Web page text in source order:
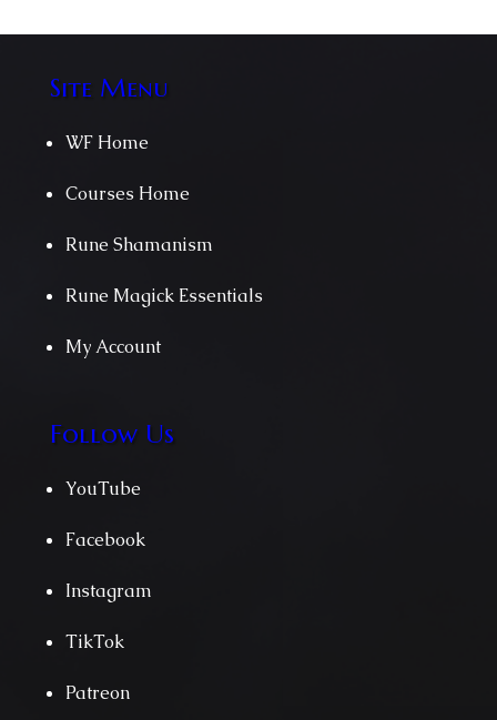
Site Menu
WF Home
Courses Home
Rune Shamanism
Rune Magick Essentials
My Account
Follow Us
YouTube
Facebook
Instagram
TikTok
Patreon